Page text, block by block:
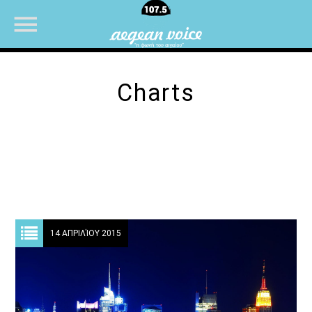
Charts
14 ΑΠΡΙΛΊΟΥ 2015